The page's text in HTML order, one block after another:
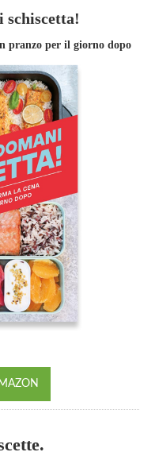
schiscetta!
pranzo per il giorno dopo